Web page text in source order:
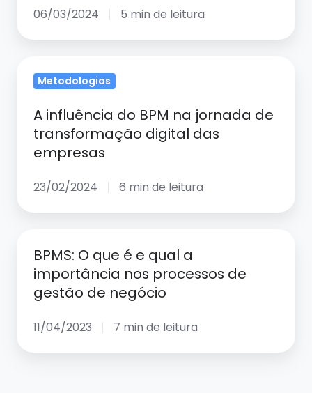
BPMS
06/03/2024 5 min de leitura
influência
BPM
jornada
empresas
Metodologias
A influência do BPM na jornada de
transformação digital das
empresas
23/02/2024 6 min de leitura
que
qual
BPMS: O que é e qual a
importância nos processos de
gestão de negócio
11/04/2023 7 min de leitura